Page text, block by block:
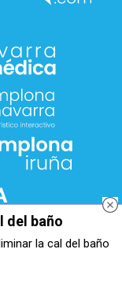
ocho talleres
del baño
la cal del baño